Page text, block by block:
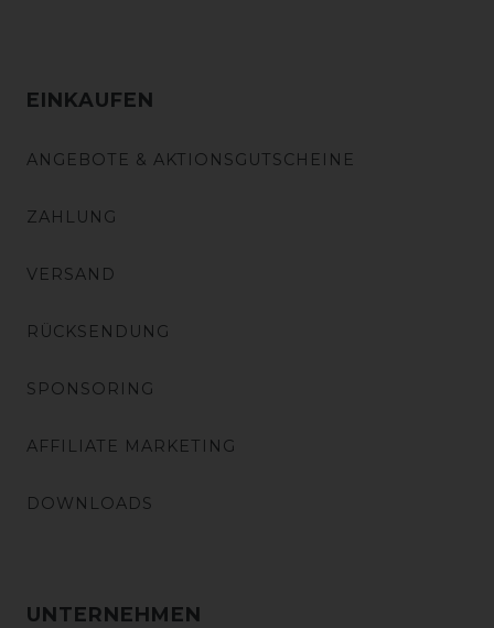
EINKAUFEN
ANGEBOTE & AKTIONSGUTSCHEINE
ZAHLUNG
VERSAND
RÜCKSENDUNG
SPONSORING
AFFILIATE MARKETING
DOWNLOADS
UNTERNEHMEN